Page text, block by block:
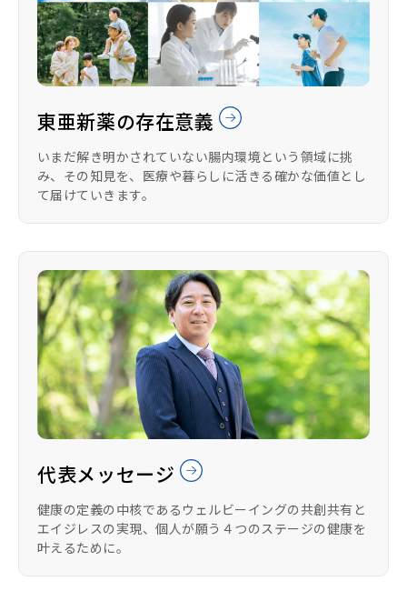
東亜新薬の存在意義
いまだ解き明かされていない腸内環境という領域に挑
み、その知見を、医療や暮らしに活きる確かな価値とし
て届けていきます。
代表メッセージ
健康の定義の中核であるウェルビーイングの共創共有と
エイジレスの実現、個人が願う４つのステージの健康を
叶えるために。